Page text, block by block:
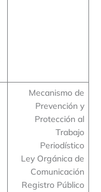
Mecanismo de
Prevención y
Protección al
Trabajo
Periodístico
Ley Orgánica de
Comunicación
Registro Público